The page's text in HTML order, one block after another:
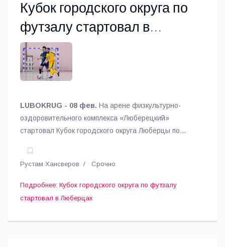
Кубок городского округа по
футзалу стартовал в
Люберцах
LUBOKRUG - 08 фев. На арене физкультурно-
оздоровительного комплекса «Люберецкий»
стартовал Кубок городского округа Люберцы по
Рустам Хансверов Срочно
Подробнее: Кубок городского округа по футзалу
стартовал в Люберцах